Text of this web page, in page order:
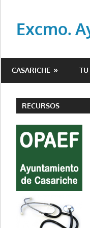
contenido
Excmo.
del
de
Casariche
CASARICHE
RECURSOS